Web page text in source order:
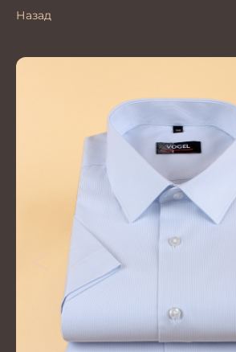
Назад